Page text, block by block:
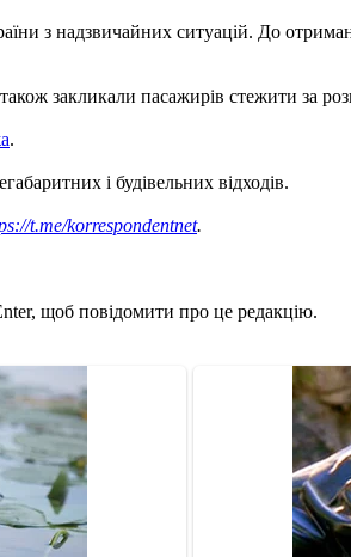
з надзвичайних ситуацій. До
закликали пасажирів стежити за
.
і будівельних відходів.
t.me/korrespondentnet.
щоб повідомити про це редакцію.